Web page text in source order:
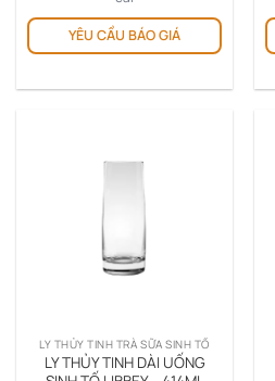
YÊU CẦU BÁO GIÁ
LY THỦY TINH TRÀ SỮA SINH TỐ
LY THỦY TINH DÀI UỐNG